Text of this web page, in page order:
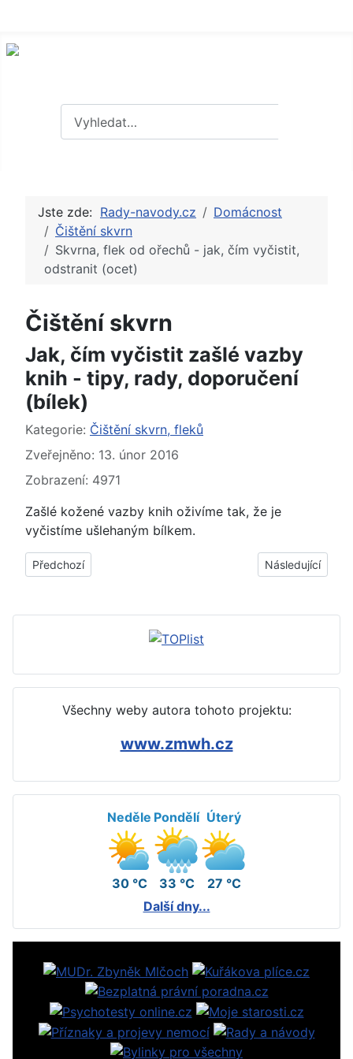
Jste zde: Rady-navody.cz
Domácnost
Čištění skvrn
Skvrna, flek od ořechů - jak, čím vyčistit,
odstranit (ocet)
Čištění skvrn
Jak, čím vyčistit zašlé vazby
knih - tipy, rady, doporučení
(bílek)
Základní údaje
Kategorie: Čištění skvrn, fleků
Zveřejněno: 13. únor 2016
Zobrazení: 4971
Zašlé kožené vazby knih oživíme tak, že je
vyčistíme ušlehaným bílkem.
Předchozí článek: Jak, čím odstranit otisky prstů z
Předchozí Další článek: ►
Následující
Všechny weby autora tohoto projektu:
www.zmwh.cz
Neděle
30 °C
Pondělí
33 °C
Úterý
27 °C
Další dny...